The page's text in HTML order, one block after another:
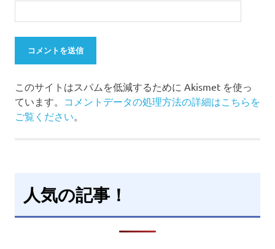
このサイトはスパムを低減するために Akismet を使っ
ています。 コメントデータの処理方法の詳細はこちらを
ご覧ください。
人気の記事！